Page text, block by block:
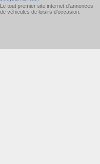
Le tout premier site internet d'annonces
de véhicules de loisirs d'occasion.